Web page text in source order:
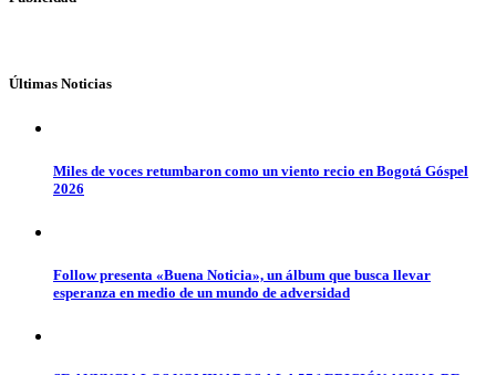
Últimas Noticias
Miles de voces retumbaron como un viento recio en Bogotá Góspel
2026
Follow presenta «Buena Noticia», un álbum que busca llevar
esperanza en medio de un mundo de adversidad